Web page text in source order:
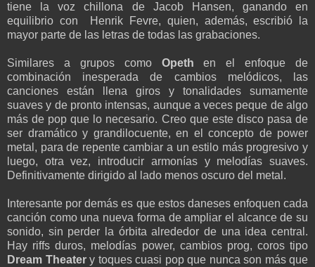
tiene la voz chillona de Jacob
Hansen, ganando en
equilibrio con
Henrik Fevre, quien, además, escribió
la
mayor parte de las letras de todas las grabaciones.
Similares a grupos como Opeth
en el enfoque de
combinación
inesperada de cambios melódicos, las
canciones
están llena giros
y tonalidades sumamente
suaves y de pronto intensas, aunque a veces peque de algo
más de pop que lo necesario. Creo que este disco pasa de
ser dramático y grandilocuente, en el concepto de power
metal, para de repente cambiar a un estilo más progresivo y
luego, otra vez, introducir armonías y melodías suaves.
Definitivamente dirigido al lado menos oscuro del metal.
Interesante por demás es que estos daneses enfoquen cada
canción como una nueva forma de ampliar el alcance de su
sonido, sin perder la órbita alrededor de una idea central.
Hay riffs duros, melodías power, cambios prog, coros tipo
Dream Theatery toques cuasi pop que nunca son más que